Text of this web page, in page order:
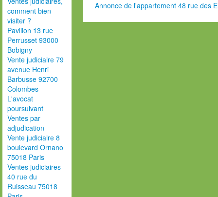
comment bien
visiter ?
Pavillon 13 rue
Perrusset 93000
Bobigny
Vente judiciaire 79
avenue Henri
Barbusse 92700
Colombes
L'avocat
poursuivant
Ventes par
adjudication
Vente judiciaire 8
boulevard Ornano
75018 Paris
Ventes judiciaires
40 rue du
Ruisseau 75018
Annonce de l'appartement 48 rue des